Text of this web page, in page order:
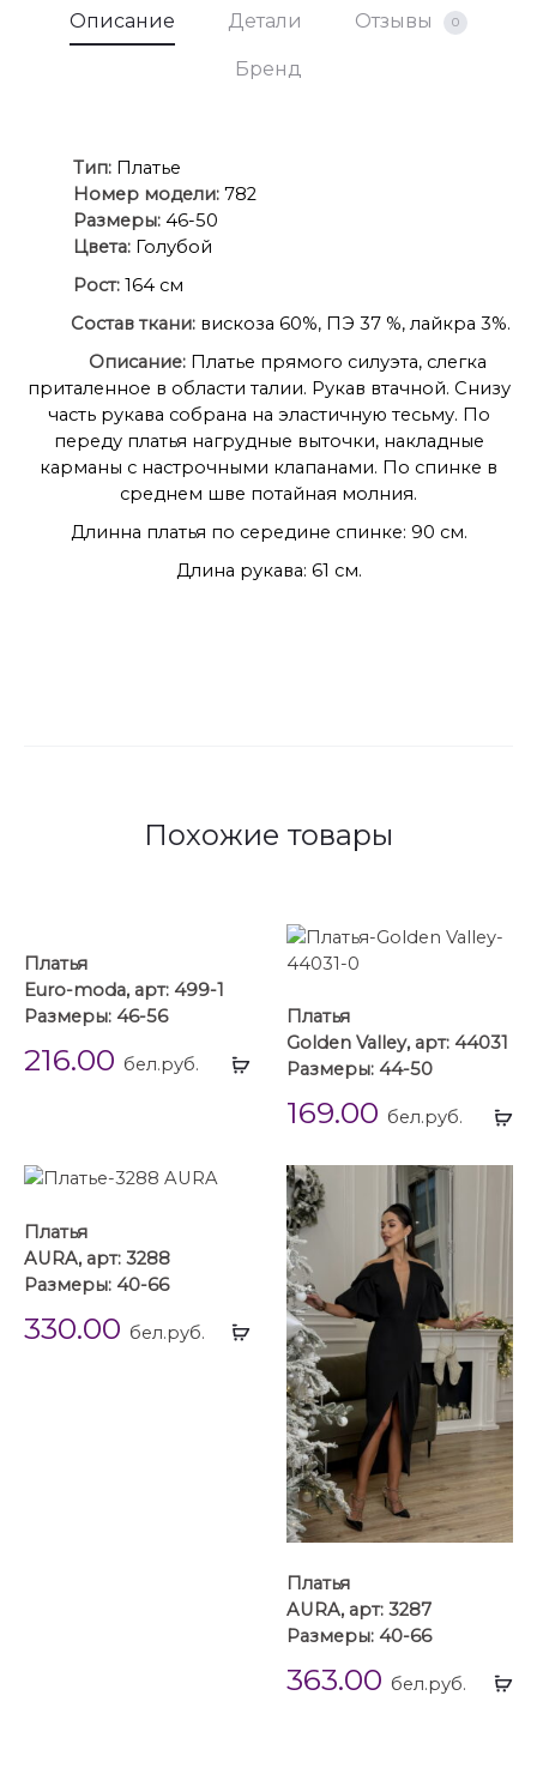
Описание Детали Отзывы 0
Бренд
Тип: Платье
Номер модели: 782
Размеры: 46-50
Цвета: Голубой
Рост: 164 см
Состав ткани: вискоза 60%, ПЭ 37 %, лайкра 3%.
Описание: Платье прямого силуэта, слегка
приталенное в области талии. Рукав втачной. Снизу
часть рукава собрана на эластичную тесьму. По
переду платья нагрудные выточки, накладные
карманы с настрочными клапанами. По спинке в
среднем шве потайная молния.
Длинна платья по середине спинке: 90 см.
Длина рукава: 61 см.
Похожие товары
Выбрать
Платья
Euro-moda, арт: 499-1
Размеры: 46-56
216.00 бел.руб.
Платья
Golden Valley, арт: 44031
Размеры: 44-50
169.00 бел.руб.
Выбрать
Платья
AURA, арт: 3288
Размеры: 40-66
330.00 бел.руб.
Платья
AURA, арт: 3287
Размеры: 40-66
363.00 бел.руб.